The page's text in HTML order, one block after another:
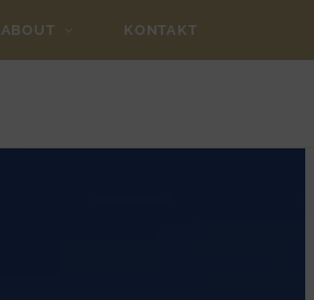
ABOUT KONTAKT